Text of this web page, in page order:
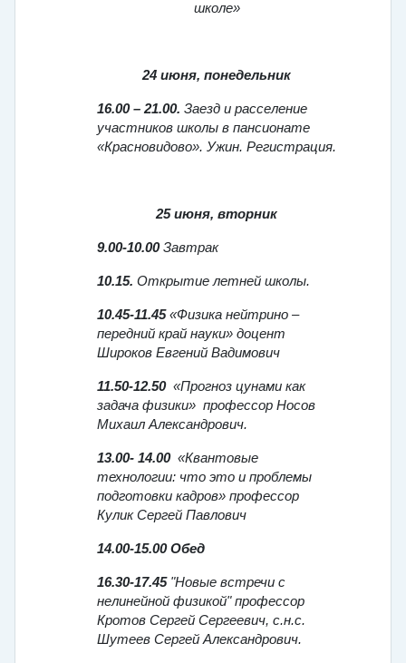
школе»
24 июня, понедельник
16.00 – 21.00. Заезд и расселение
участников школы в пансионате
«Красновидово». Ужин. Регистрация.
25 июня, вторник
9.00-10.00Завтрак
10.15. Открытие летней школы.
10.45-11.45«Физика нейтрино –
передний край науки» доцент
Широков Евгений Вадимович
11.50-12.50 «Прогноз цунами как
задача физики» профессор Носов
Михаил Александрович.
13.00- 14.00«Квантовые
технологии: что это и проблемы
подготовки кадров» профессор
Кулик Сергей Павлович
14.00-15.00 Обед
16.30-17.45 "Новые встречи с
нелинейной физикой" профессор
Кротов Сергей Сергеевич, с.н.с.
Шутеев Сергей Александрович.